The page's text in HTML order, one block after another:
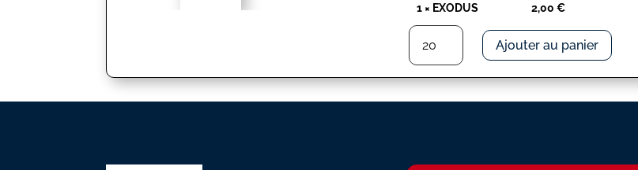
1 × EXODUS 2,00 €
quantité
EXODUS
Ajouter au panier